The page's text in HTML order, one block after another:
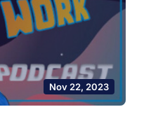
Nov 22, 2023